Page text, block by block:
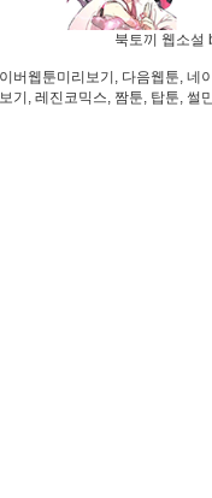
북토끼 웹소설
버웹툰미리보기, 다음웹툰,
기, 레진코믹스, 짬툰, 탑툰, 썰